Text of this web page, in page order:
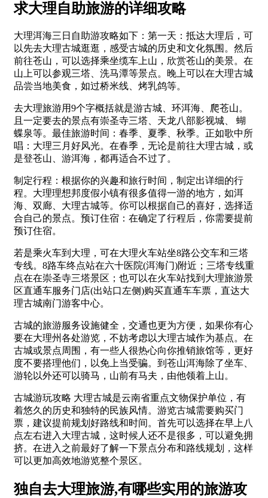
求大理自助旅游的详细攻略
大理洱海三日自助游攻略如下：第一天：抵达大理后，可
以先去大理古城逛逛，感受古城的历史和文化氛围。然后
前往苍山，可以选择乘坐缆车上山，欣赏苍山的美景。在
山上可以参观三塔、洗马潭等景点。晚上可以在大理古城
品尝当地美食，如过桥米线、烤乳鸽等。
去大理旅游用9个字概括就是游古城、环洱海、爬苍山。
且一定要去的景点有崇圣寺三塔、天龙八部影视城、 蝴
蝶泉等。最佳旅游时间：春季、夏季、秋季。正如歌中所
唱：大理三月好风光。在春季，无论是前往大理古城，或
是登苍山、游洱海，都再适合不过了。
制定行程：根据你的兴趣和旅行时间，制定出详细的行
程。大理理想邦度假小镇有很多值得一游的地方，如洱
海、双廊、大理古城等。你可以根据自己的喜好，选择适
合自己的景点。预订住宿：在确定了行程后，你需要提前
预订住宿。
若是乘火车到大理，可在大理火车站坐8路公交车和三塔
专线。8路车终点站在六十医院(洱海门)附近；三塔专线重
点在在崇圣寺三塔景区；也可以在火车站找到大理旅游景
区直通车服务门店(出站口左侧)购买直通车车票，直达大
理古城南门游客中心。
古城的旅游服务设施健全，交通也更为方便，如果你有心
要在大理州各处游览，不妨考虑以大理古城作为基点。在
古城或景点周围，有一些人很热心向你推销旅馆等，更好
度不要搭理他们，以免上当受骗。到苍山洱海除了坐车、
游轮以外还可以骑马，山前有马夫，由他领着上山。
古城游玩攻略 大理古城是云南省重点文物保护单位，有
着悠久的历史和独特的民族风情。游览古城需要购买门
票，建议提前规划好路线和时间。首先可以选择在早上八
点左右进入大理古城，这时候人还不是很多，可以避免拥
挤。在进入之前最好了解一下景点分布和路线规划，这样
可以更加高效地游览整个景区。
独自去大理旅游,有哪些实用的旅游攻